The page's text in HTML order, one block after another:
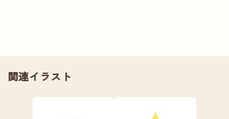
関連イラスト